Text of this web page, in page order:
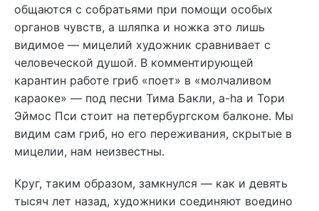
общаются с собратьями при помощи особых
органов чувств, а шляпка и ножка это лишь
видимое — мицелий художник сравнивает с
человеческой душой. В комментирующей
карантин работе гриб «поет» в «молчаливом
караоке» — под песни Тима Бакли, a-ha и Тори
Эймос Пси стоит на петербургском балконе. Мы
видим сам гриб, но его переживания, скрытые в
мицелии, нам неизвестны.
Круг, таким образом, замкнулся — как и девять
тысяч лет назад, художники соединяют воедино